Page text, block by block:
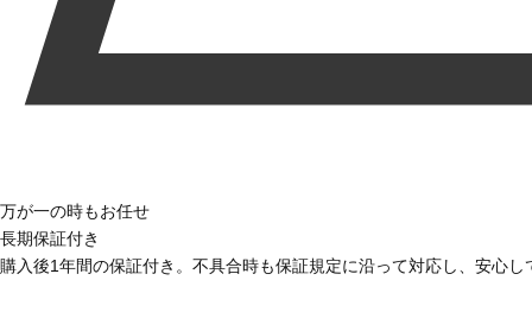
万が一の時もお任せ
長期保証付き
購入後1年間の保証付き。不具合時も保証規定に沿って対応し、安心